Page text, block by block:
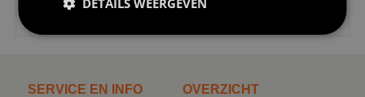
€24,95
SERVICE EN INFO OVERZICHT